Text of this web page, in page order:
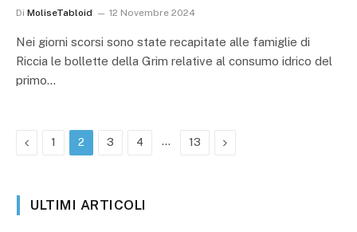
Di MoliseTabloid 12 Novembre 2024
Nei giorni scorsi sono state recapitate alle famiglie di
Riccia le bollette della Grim relative al consumo idrico del
primo…
Precedente
1 2 3 4 … 13 Prossimo
ULTIMI ARTICOLI